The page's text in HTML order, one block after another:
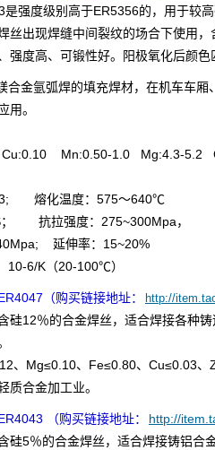
是强度级别高于ER5356的，用于较
丝出现焊缝中间裂纹的场合下使用
强度高、可锻性好。阳极氧化后颜色
合金氩弧焊的填充焊材，在机车车厢
用。
Mn:0.50-1.0 Mg:4.3-5.2
熔化温度：575～640℃
； 抗拉强度：275~300Mpa，
延伸率：15~20%
6/K（20-100℃）
（购买链接地址： http://
硅12％的合金焊丝，适合焊接各种
、Mg≤0.10、Fe≤0.80、Cu≤0.03
质合金加工业。
（购买链接地址： http://
硅5％的合金焊丝，适合焊接铸铝合